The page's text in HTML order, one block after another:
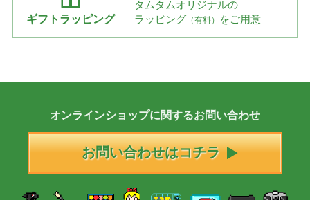
ギフトラッピング
タムタムオリジナルの
ラッピング （有料） をご用意
オンラインショップに関するお問い合わせ
お問い合わせはコチラ